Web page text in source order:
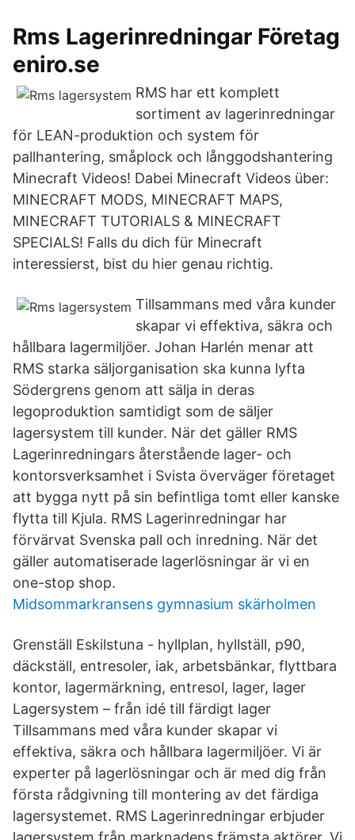
Rms Lagerinredningar Företag
eniro.se
RMS har ett komplett
sortiment av lagerinredningar
för LEAN-produktion och system för
pallhantering, småplock och långgodshantering
Minecraft Videos! Dabei Minecraft Videos über:
MINECRAFT MODS, MINECRAFT MAPS,
MINECRAFT TUTORIALS & MINECRAFT
SPECIALS! Falls du dich für Minecraft
interessierst, bist du hier genau richtig.
Tillsammans med våra kunder
skapar vi effektiva, säkra och
hållbara lagermiljöer. Johan Harlén menar att
RMS starka säljorganisation ska kunna lyfta
Södergrens genom att sälja in deras
legoproduktion samtidigt som de säljer
lagersystem till kunder. När det gäller RMS
Lagerinredningars återstående lager- och
kontorsverksamhet i Svista överväger företaget
att bygga nytt på sin befintliga tomt eller kanske
flytta till Kjula. RMS Lagerinredningar har
förvärvat Svenska pall och inredning. När det
gäller automatiserade lagerlösningar är vi en
one-stop shop.
Midsommarkransens gymnasium skärholmen
Grenställ Eskilstuna - hyllplan, hyllställ, p90,
däckställ, entresoler, iak, arbetsbänkar, flyttbara
kontor, lagermärkning, entresol, lager, lager
Lagersystem – från idé till färdigt lager
Tillsammans med våra kunder skapar vi
effektiva, säkra och hållbara lagermiljöer. Vi är
experter på lagerlösningar och är med dig från
första rådgivning till montering av det färdiga
lagersystemet. RMS Lagerinredningar erbjuder